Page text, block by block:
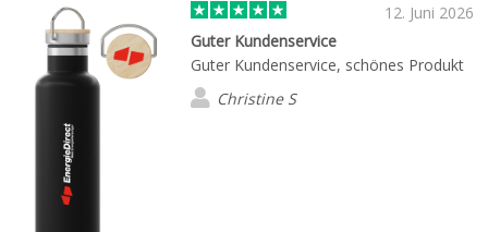
12. Juni 2026
Guter Kundenservice
Guter Kundenservice, schönes Produkt
Christine S